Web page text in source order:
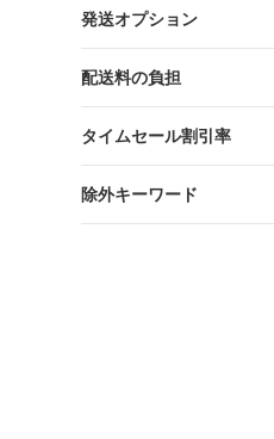
発送オプション
配送料の負担
タイムセール割引率
除外キーワード